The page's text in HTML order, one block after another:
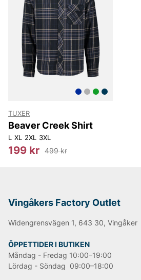
NN07
Björn Borg
Replay
Oscar Jacobson
TUXER
Beaver Creek Shirt
L XL 2XL 3XL
199 kr 499 kr
Vingåkers Factory Outlet
Widengrensvägen 1, 643 30, Vingåker
ÖPPETTIDER I BUTIKEN
Måndag - Fredag 10:00–19:00
Lördag - Söndag 09:00–18:00